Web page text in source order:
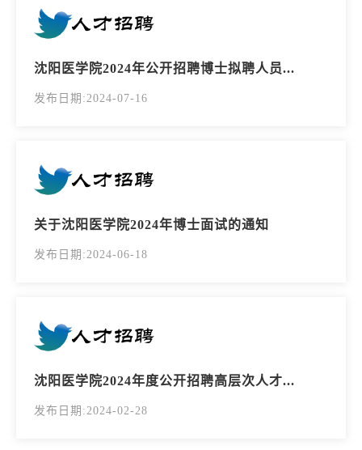
沈阳医学院2024年公开招聘博士拟聘人员...
发布日期:2024-07-16
关于沈阳医学院2024年博士面试的通知
发布日期:2024-06-18
沈阳医学院2024年度公开招聘高层次人才...
发布日期:2024-02-28